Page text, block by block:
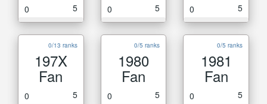
0 5 0 5 0 5
0/13 ranks
197X
Fan
0 5
0/5 ranks
1980
Fan
0 5
0/5 ranks
1981
Fan
0 5